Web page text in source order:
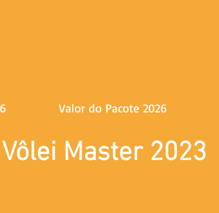
Valor do Pacote 2026
Master 2023